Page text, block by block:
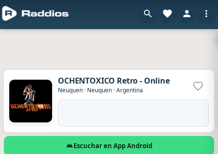
OCHENTOXICO Retro - Online
Neuquen · Neuquen ·Argentina
Escuchar en App Android